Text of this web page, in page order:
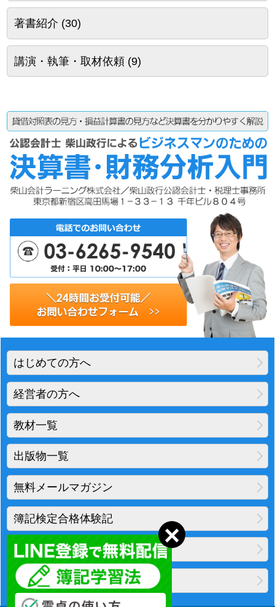
著書紹介 (30)
講演・執筆・取材依頼(9)
はじめての方へ
経営者の方へ
教材一覧
出版物一覧
無料メールマガジン
簿記検定合格体験記
地図・アクセス
プライバシーポリシー